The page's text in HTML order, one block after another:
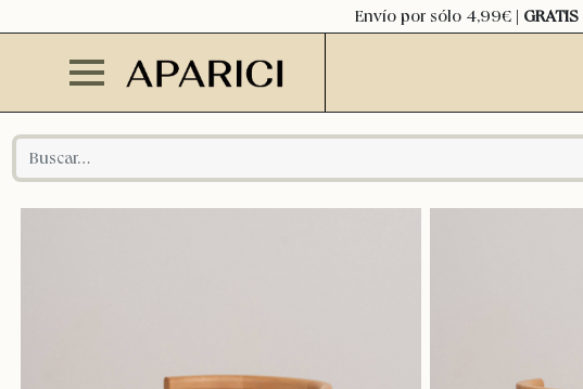
Envío por sólo 4,99€ | GRATIS